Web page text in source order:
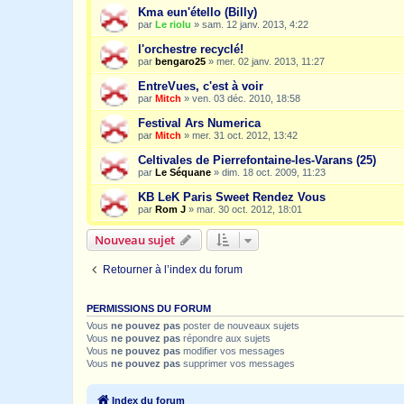
Kma eun'étello (Billy)
par Le riolu » sam. 12 janv. 2013, 4:22
l'orchestre recyclé!
par bengaro25 » mer. 02 janv. 2013, 11:27
EntreVues, c'est à voir
par Mitch » ven. 03 déc. 2010, 18:58
Festival Ars Numerica
par Mitch » mer. 31 oct. 2012, 13:42
Celtivales de Pierrefontaine-les-Varans (25)
par Le Séquane » dim. 18 oct. 2009, 11:23
KB LeK Paris Sweet Rendez Vous
par Rom J » mar. 30 oct. 2012, 18:01
Nouveau sujet
Retourner à l’index du forum
PERMISSIONS DU FORUM
Vous ne pouvez pas poster de nouveaux sujets
Vous ne pouvez pas répondre aux sujets
Vous ne pouvez pas modifier vos messages
Vous ne pouvez pas supprimer vos messages
Index du forum